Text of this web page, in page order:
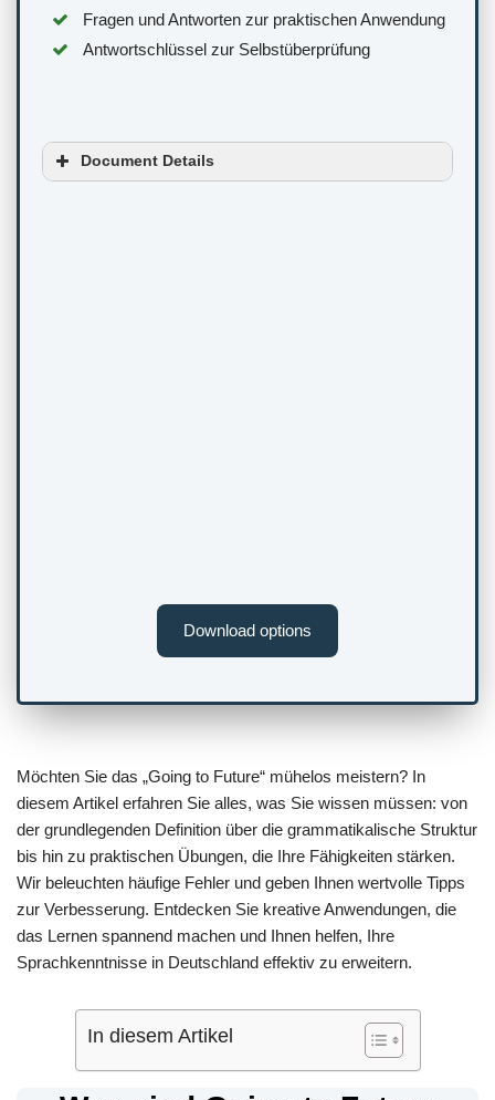
Fragen und Antworten zur praktischen Anwendung
Antwortschlüssel zur Selbstüberprüfung
Document Details
Download options
Möchten Sie das „Going to Future“ mühelos meistern? In
diesem Artikel erfahren Sie alles, was Sie wissen müssen: von
der grundlegenden Definition über die grammatikalische Struktur
bis hin zu praktischen Übungen, die Ihre Fähigkeiten stärken.
Wir beleuchten häufige Fehler und geben Ihnen wertvolle Tipps
zur Verbesserung. Entdecken Sie kreative Anwendungen, die
das Lernen spannend machen und Ihnen helfen, Ihre
Sprachkenntnisse in Deutschland effektiv zu erweitern.
In diesem Artikel